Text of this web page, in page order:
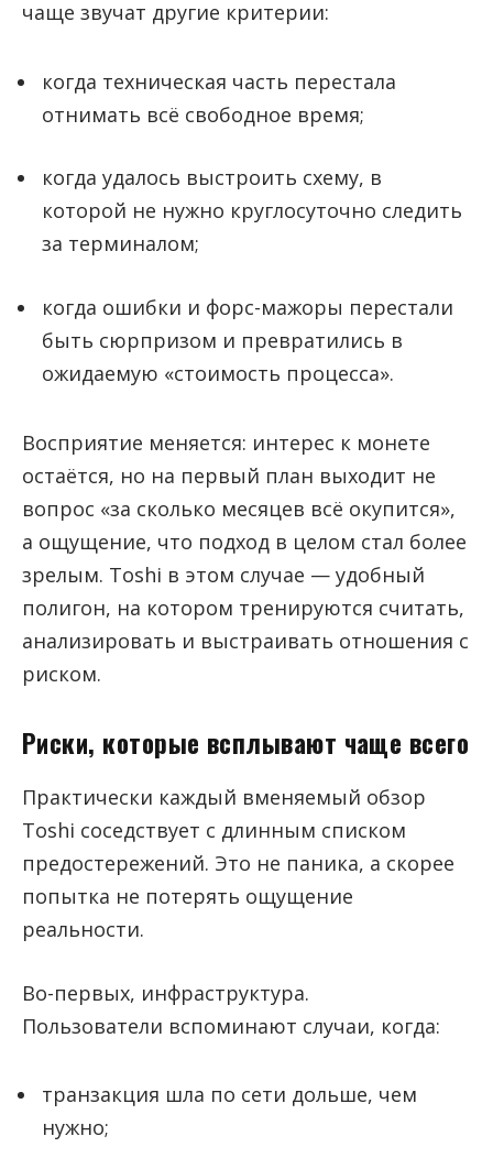
чаще звучат другие критерии:
когда техническая часть перестала
отнимать всё свободное время;
когда удалось выстроить схему, в
которой не нужно круглосуточно следить
за терминалом;
когда ошибки и форс-мажоры перестали
быть сюрпризом и превратились в
ожидаемую «стоимость процесса».
Восприятие меняется: интерес к монете
остаётся, но на первый план выходит не
вопрос «за сколько месяцев всё окупится»,
а ощущение, что подход в целом стал более
зрелым. Toshi в этом случае — удобный
полигон, на котором тренируются считать,
анализировать и выстраивать отношения с
риском.
Риски, которые всплывают чаще всего
Практически каждый вменяемый обзор
Toshi соседствует с длинным списком
предостережений. Это не паника, а скорее
попытка не потерять ощущение
реальности.
Во-первых, инфраструктура.
Пользователи вспоминают случаи, когда:
транзакция шла по сети дольше, чем
нужно;